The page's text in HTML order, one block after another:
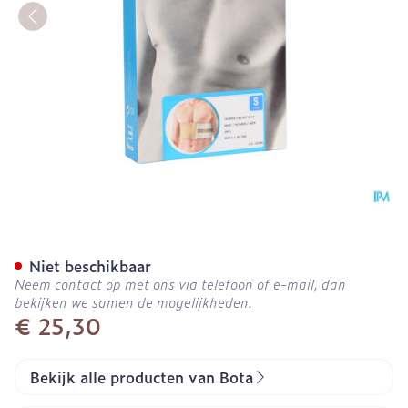
€ 25,30
Niet beschikbaar
Neem contact op met ons via telefoon of e-mail, dan
bekijken we samen de mogelijkheden.
Bekijk alle producten van Bota